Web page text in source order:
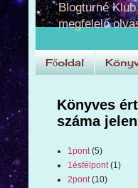
Blogturné
megfelelő
Főoldal
Könyves
száma
1pont (5)
1ésfélpont (1)
2pont (10)